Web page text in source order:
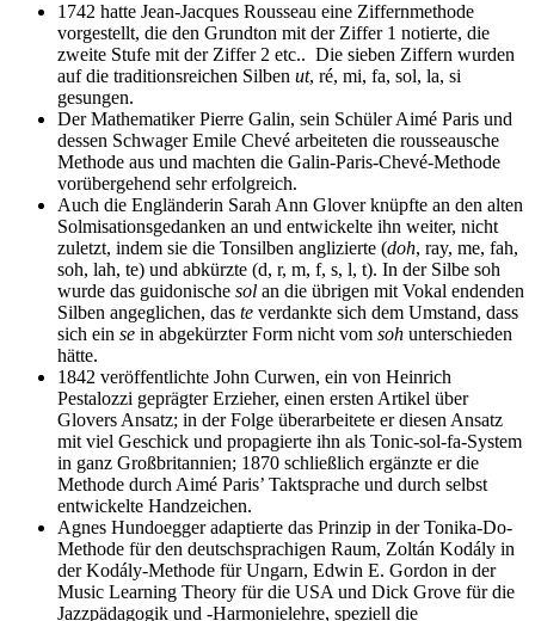
1742 hatte Jean-Jacques Rousseau eine Ziffernmethode
vorgestellt, die den Grundton mit der Ziffer 1 notierte, die
zweite Stufe mit der Ziffer 2 etc.. Die sieben Ziffern wurden
auf die traditionsreichen Silben ut, ré, mi, fa, sol, la, si
gesungen.
Der Mathematiker Pierre Galin, sein Schüler Aimé Paris und
dessen Schwager Emile Chevé arbeiteten die rousseausche
Methode aus und machten die Galin-Paris-Chevé-Methode
vorübergehend sehr erfolgreich.
Auch die Engländerin Sarah Ann Glover knüpfte an den alten
Solmisationsgedanken an und entwickelte ihn weiter, nicht
zuletzt, indem sie die Tonsilben anglizierte (doh, ray, me, fah,
soh, lah, te) und abkürzte (d, r, m, f, s, l, t). In der Silbe soh
wurde das guidonische sol an die übrigen mit Vokal endenden
Silben angeglichen, das te verdankte sich dem Umstand, dass
sich ein se in abgekürzter Form nicht vom soh unterschieden
hätte.
1842 veröffentlichte John Curwen, ein von Heinrich
Pestalozzi geprägter Erzieher, einen ersten Artikel über
Glovers Ansatz; in der Folge überarbeitete er diesen Ansatz
mit viel Geschick und propagierte ihn als Tonic-sol-fa-System
in ganz Großbritannien; 1870 schließlich ergänzte er die
Methode durch Aimé Paris’ Taktsprache und durch selbst
entwickelte Handzeichen.
Agnes Hundoegger adaptierte das Prinzip in der Tonika-Do-
Methode für den deutschsprachigen Raum, Zoltán Kodály in
der Kodály-Methode für Ungarn, Edwin E. Gordon in der
Music Learning Theory für die USA und Dick Grove für die
Jazzpädagogik und -Harmonielehre, speziell die